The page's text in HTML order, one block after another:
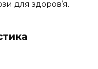
для здоров’я.